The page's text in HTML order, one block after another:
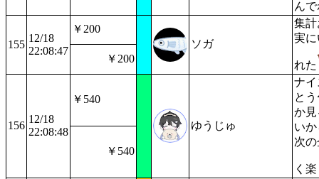
ん
155
12/18
22:08:47
￥200
ソガ
集
実
れた
￥200
156
12/18
22:08:48
￥540
ゆうじゅ
ナ
と
か
い
次
く
￥540